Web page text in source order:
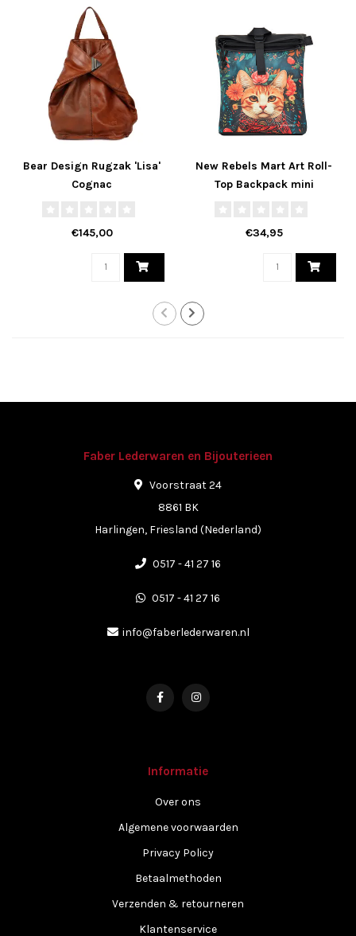
Bear Design Rugzak 'Lisa'
Cognac
€145,00
New Rebels Mart Art Roll-
Top Backpack mini
€34,95
Faber Lederwaren en Bijouterieen
Voorstraat 24
8861 BK
Harlingen, Friesland (Nederland)
0517 - 41 27 16
0517 - 41 27 16
info@faberlederwaren.nl
Informatie
Over ons
Algemene voorwaarden
Privacy Policy
Betaalmethoden
Verzenden & retourneren
Klantenservice